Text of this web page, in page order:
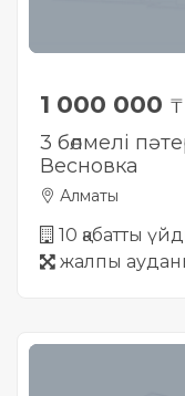
1 000 000
3 бөлмелі
Весновка
Алматы
10 қабатты
жалпы